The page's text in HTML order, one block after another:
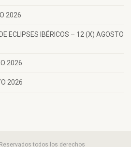
2026
ECLIPSES IBÉRICOS – 12 (X) AGOSTO
2026
2026
todos los derechos